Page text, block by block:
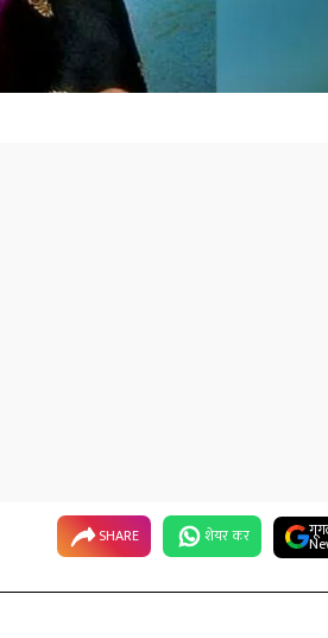
SHARE शेयर कर